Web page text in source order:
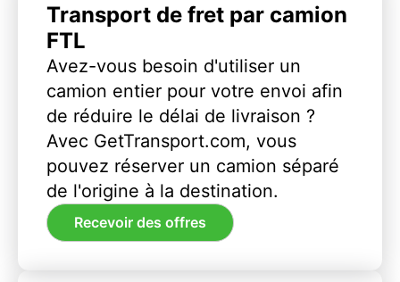
Transport de fret par camion
FTL
Avez-vous besoin d'utiliser un
camion entier pour votre envoi afin
de réduire le délai de livraison ?
Avec GetTransport.com, vous
pouvez réserver un camion séparé
de l'origine à la destination.
Recevoir des offres